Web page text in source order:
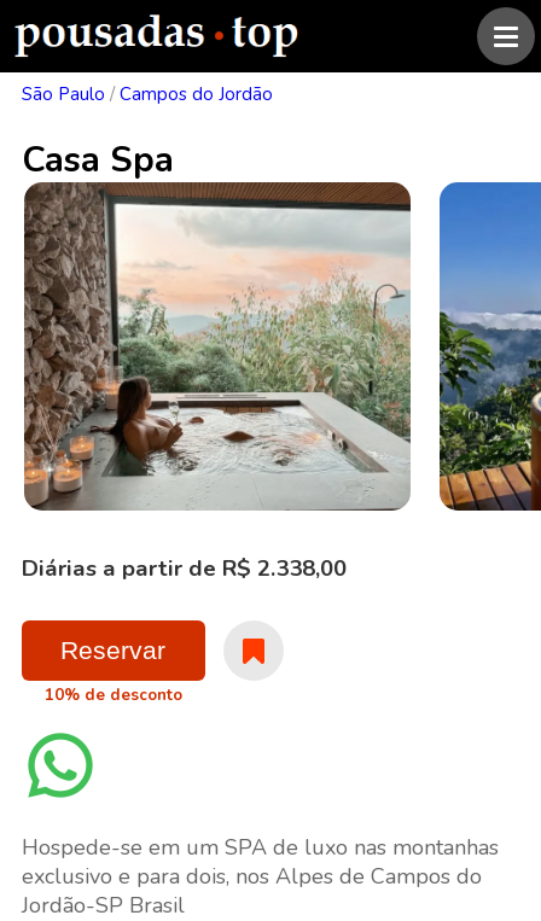
São Paulo / Campos do Jordão
Casa Spa
Diárias a partir de R$ 2.338,00
Reservar
10% de desconto
Hospede-se em um SPA de luxo nas montanhas
exclusivo e para dois, nos Alpes de Campos do
Jordão-SP Brasil